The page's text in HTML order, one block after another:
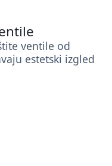
ventile od
estetski izgled